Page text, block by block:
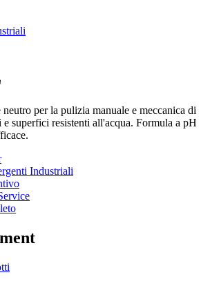
per la pulizia manuale e meccanica di
superfici resistenti all'acqua. Formula a pH
Industriali